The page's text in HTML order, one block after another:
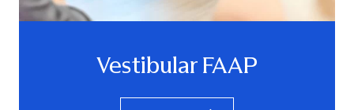
Vestibular FAAP